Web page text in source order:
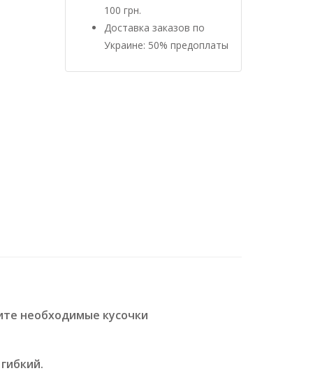
100 грн.
Доставка заказов по
Украине: 50% предоплаты
необходимые кусочки